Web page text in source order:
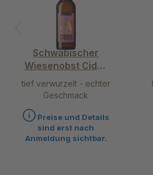
Schwäbischer
Wiesenobst Cider
Rosé - Alkoholfrei
herb
tief verwurzelt - echter
Geschmack
Preise und Details
sind erst nach
Anmeldung sichtbar.